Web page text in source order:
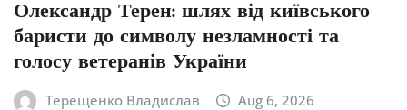
Олександр Терен: шлях від київського
баристи до символу незламності та
голосу ветеранів України
Терещенко Владислав Aug 6, 2026